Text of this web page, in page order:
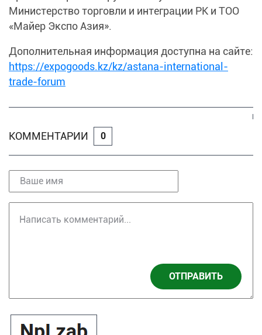
Министерство торговли и интеграции РК и ТОО
«Майер Экспо Азия».
Дополнительная информация доступна на сайте:
https://expogoods.kz/kz/astana-international-
trade-forum
КОММЕНТАРИИ 0
ОТПРАВИТЬ